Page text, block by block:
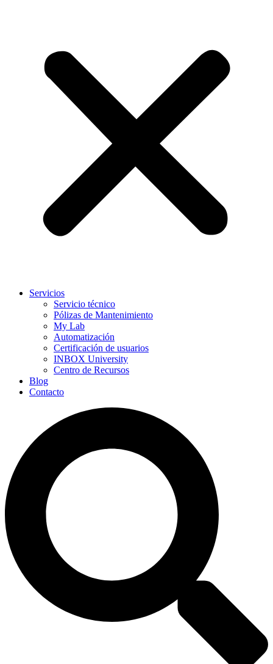
Servicios
Servicio técnico
Pólizas de Mantenimiento
My Lab
Automatización
Certificación de usuarios
INBOX University
Centro de Recursos
Blog
Contacto